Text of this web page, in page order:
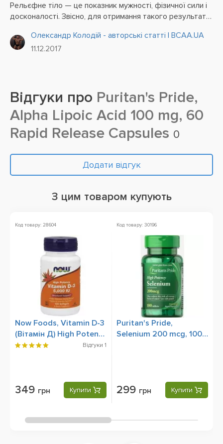
Рельєфне тіло — це показник мужності, фізичної сили і
досконалості. Звісно, для отримання такого результату
маси природним шляхом до вживання...
Олександр Колодій - авторські статті | BCAA.UA
11.12.2017
Відгуки про Puritan's Pride,
Alpha Lipoic Acid 100 mg, 60
Rapid Release Capsules 0
Додати відгук
З цим товаром купують
Код товару: 28604
Now Foods, Vitamin D-3
(Вітамін Д) High Potency
5000 IU, 120 Softgels
Відгуки 1
349 грн Купити
Код товару: 30196
Puritan's Pride,
Selenium 200 mcg, 100
299 грн Купити